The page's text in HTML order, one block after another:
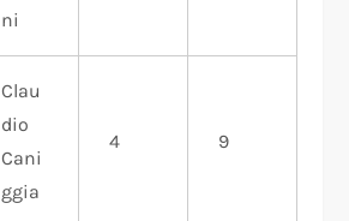
ni
Clau
dio
Cani
ggia
4 9